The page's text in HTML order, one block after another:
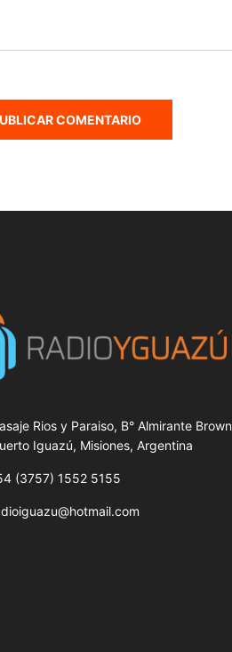
Rios y Paraiso, B° Almirante Brown
Iguazú, Misiones, Argentina
(3757) 1552 5155